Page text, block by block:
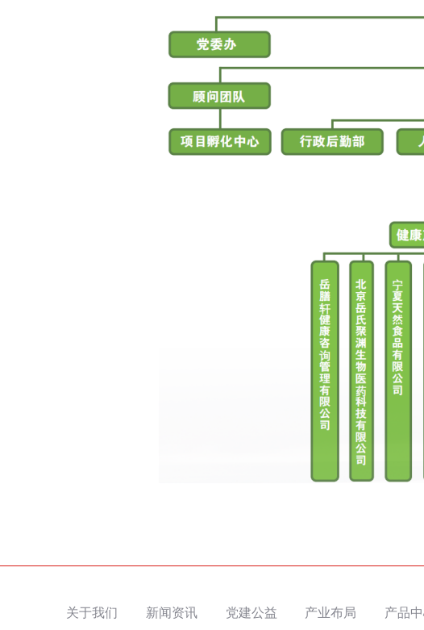
关于我们 新闻资讯 党建公益 产业布局 产品